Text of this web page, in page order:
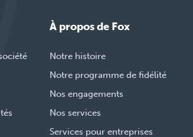
À propos de Fox
Notre histoire
Notre programme de fidélité
Nos engagements
Nos services
Services pour entreprises